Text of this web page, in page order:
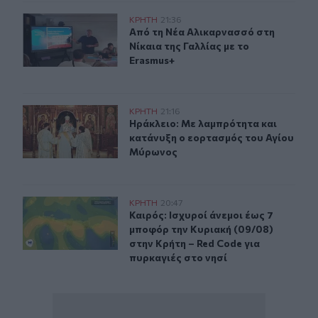
Από τη Νέα Αλικαρνασσό στη Νίκαια της Γαλλίας με το
ΚΡΗΤΗ 21:36
Από τη Νέα Αλικαρνασσό στη
Από τη Νέα Αλικαρνασσό στη
Νίκαια της Γαλλίας με το
Erasmus+
Ηράκλειο: Με λαμπρότητα και κατάνυξη ο εορτασμός
ΚΡΗΤΗ 21:16
Ηράκλειο: Με λαμπρότητα και
Ηράκλειο: Με λαμπρότητα και
κατάνυξη ο εορτασμός του Αγίου
Μύρωνος
Καιρός: Ισχυροί άνεμοι έως 7 μποφόρ την Κυριακή
ΚΡΗΤΗ 20:47
Καιρός: Ισχυροί άνεμοι έως 7
Καιρός: Ισχυροί άνεμοι έως 7
μποφόρ την Κυριακή (09/08)
στην Κρήτη – Red Code για
πυρκαγιές στο νησί